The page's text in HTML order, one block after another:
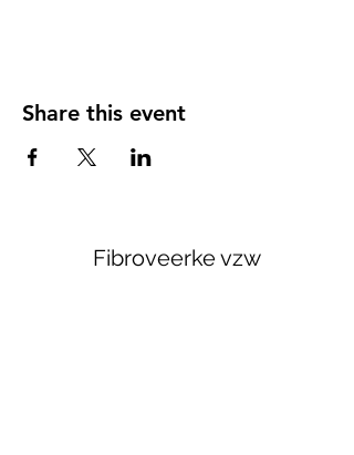
Share this event
Fibroveerke vzw